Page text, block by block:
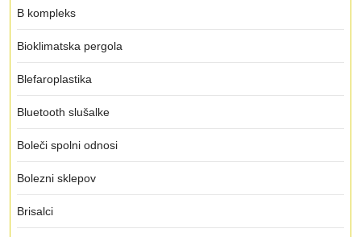
B kompleks
Bioklimatska pergola
Blefaroplastika
Bluetooth slušalke
Boleči spolni odnosi
Bolezni sklepov
Brisalci